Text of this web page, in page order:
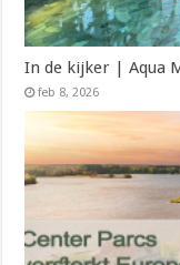
In de kijker | Aqua
feb 8, 2026